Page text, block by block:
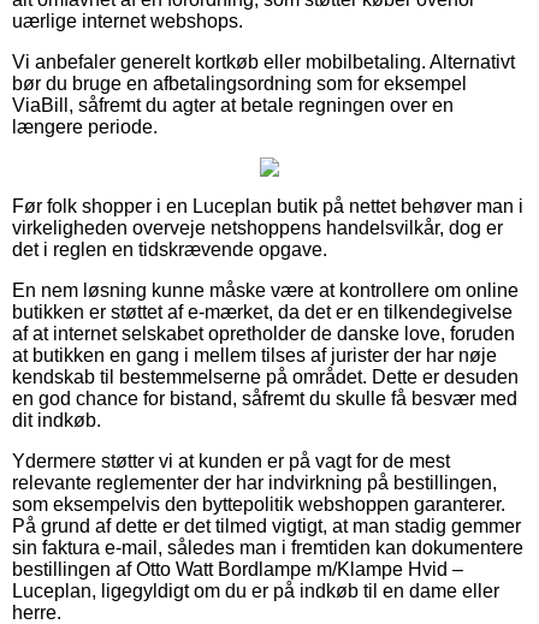
uærlige internet webshops.
Vi anbefaler generelt kortkøb eller mobilbetaling. Alternativt
bør du bruge en afbetalingsordning som for eksempel
ViaBill, såfremt du agter at betale regningen over en
længere periode.
Før folk shopper i en Luceplan butik på nettet behøver man i
virkeligheden overveje netshoppens handelsvilkår, dog er
det i reglen en tidskrævende opgave.
En nem løsning kunne måske være at kontrollere om online
butikken er støttet af e-mærket, da det er en tilkendegivelse
af at internet selskabet opretholder de danske love, foruden
at butikken en gang i mellem tilses af jurister der har nøje
kendskab til bestemmelserne på området. Dette er desuden
en god chance for bistand, såfremt du skulle få besvær med
dit indkøb.
Ydermere støtter vi at kunden er på vagt for de mest
relevante reglementer der har indvirkning på bestillingen,
som eksempelvis den byttepolitik webshoppen garanterer.
På grund af dette er det tilmed vigtigt, at man stadig gemmer
sin faktura e-mail, således man i fremtiden kan dokumentere
bestillingen af Otto Watt Bordlampe m/Klampe Hvid –
Luceplan, ligegyldigt om du er på indkøb til en dame eller
herre.